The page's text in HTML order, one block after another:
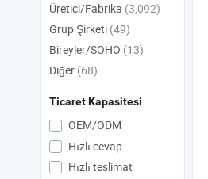
Üretici/Fabrika (3,092)
Grup Şirketi (49)
Bireyler/SOHO (13)
Diğer (68)
Ticaret Kapasitesi
OEM/ODM
Hızlı cevap
Hızlı teslimat